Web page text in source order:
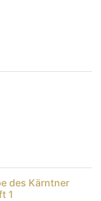
des Kärntner
1